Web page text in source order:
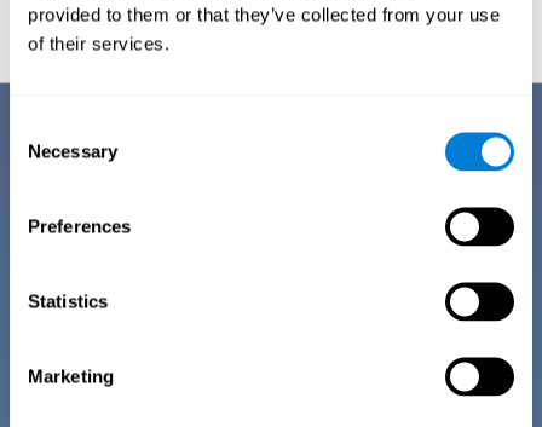
provided to them or that they’ve collected from your use
of their services.
Selection
Necessary
Preferences
Statistics
Marketing
المنطقة المعرفية من خلال الأعراض والإشارات. قد تشير هذه المؤشرات إلى
وجود بعض اضطراب متعلّق ب الانتباه. إنّ الخطوة الأولى في مجموعة تقييم
تكون الأسئلة مماثلة للتي توجد في مقابلة طبية عامة، ولكنّه أسهل ليفهمها
ويجيبها أي شخص.
المعايير التشخيصية للأطفال من 7 إلى 12 عاما